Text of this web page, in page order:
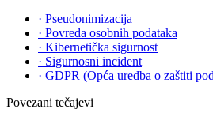
· Pseudonimizacija
· Povreda osobnih podataka
· Kibernetička sigurnost
· Sigurnosni incident
· GDPR (Opća uredba o zaštiti
Povezani tečajevi